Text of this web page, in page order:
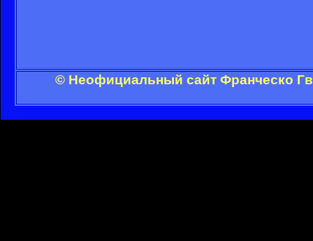
© Неофициальный сайт Франческо